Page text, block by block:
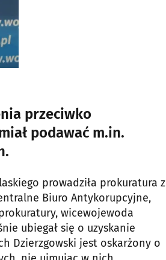
przeciwko
podawać m.in.
prowadziła prokuratura z
Biuro Antykorupcyjne,
wicewojewoda
ubiegał się o uzyskanie
Dzierzgowski jest oskarżony o